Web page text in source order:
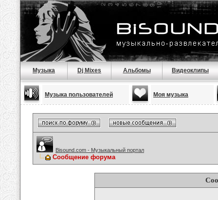
Музыка Dj Mixes Альбомы Видеоклипы
Музыка пользователей Моя музыка
Bisound.com - Музыкальный портал
Сообщение форума